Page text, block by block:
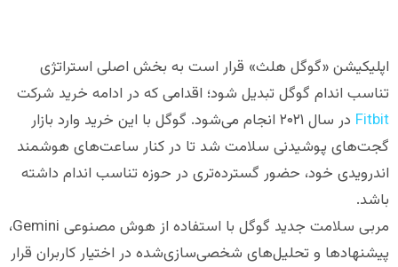
اپلیکیشن «گوگل هلث» قرار است به بخش اصلی استراتژی
تناسب اندام گوگل تبدیل شود؛ اقدامی که در ادامه خرید شرکت
Fitbit
در سال ۲۰۲۱ انجام می‌شود. گوگل با این خرید وارد بازار
گجت‌های پوشیدنی سلامت شد تا در کنار ساعت‌های هوشمند
اندرویدی خود، حضور گسترده‌تری در حوزه تناسب اندام داشته
باشد.
مربی سلامت جدید گوگل با استفاده از هوش مصنوعی Gemini،
پیشنهادها و تحلیل‌های شخصی‌سازی‌شده در اختیار کاربران قرار